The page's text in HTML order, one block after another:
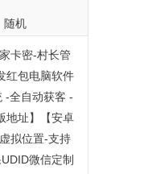
随机
卡密-村长管
激活码
红包电脑软件
你远离封号烦
-全自动获客 -
案
地址】【安卓
权】
拟位置-支持
微信定制